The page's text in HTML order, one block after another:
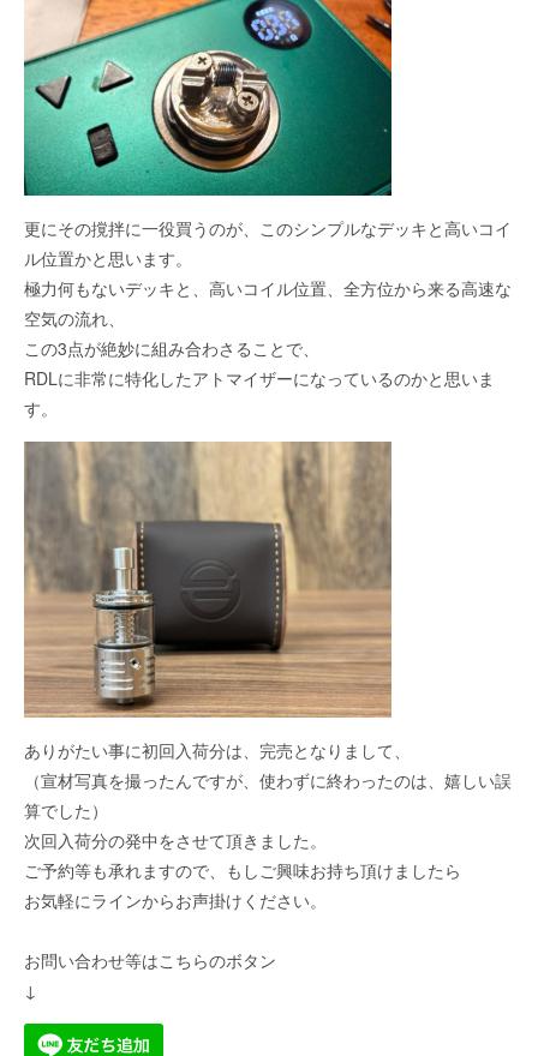
更にその撹拌に一役買うのが、このシンプルなデッキと高いコイ
ル位置かと思います。
極力何もないデッキと、高いコイル位置、全方位から来る高速な
空気の流れ、
この3点が絶妙に組み合わさることで、
RDLに非常に特化したアトマイザーになっているのかと思いま
す。
ありがたい事に初回入荷分は、完売となりまして、
（宣材写真を撮ったんですが、使わずに終わったのは、嬉しい誤
算でした）
次回入荷分の発中をさせて頂きました。
ご予約等も承れますので、もしご興味お持ち頂けましたら
お気軽にラインからお声掛けください。
お問い合わせ等はこちらのボタン
↓